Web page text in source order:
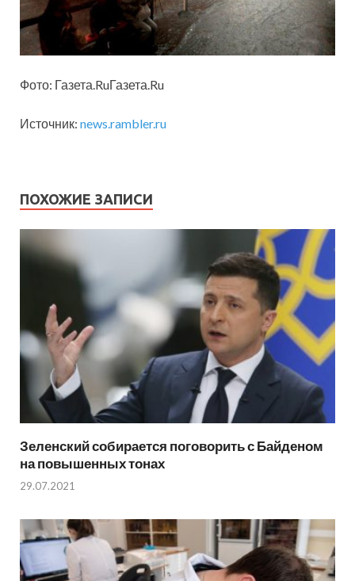
Фото: Газета.RuГазета.Ru
Источник: news.rambler.ru
ПОХОЖИЕ ЗАПИСИ
Зеленский собирается поговорить с Байденом
на повышенных тонах
29.07.2021